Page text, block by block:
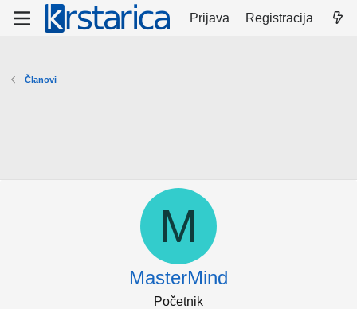
Prijava Registracija
Članovi
M
MasterMind
Početnik